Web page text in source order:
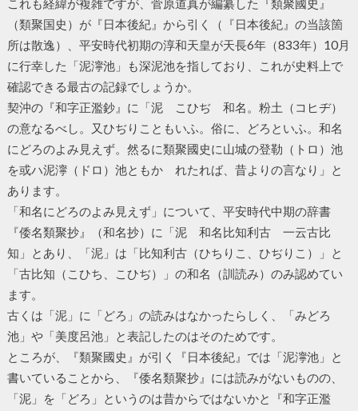
これも経緯が複雑ですが、菅原道真が編纂した『類聚國史』
（類聚国史）が『日本後紀』から引く（『日本後紀』の当該箇
所は散逸）、平安時代初期の淳和天皇が天長6年（833年）10月
に行幸した「泥濘池」も深泥池を指しており、これが史料上で
確認できる最古の記録でしょうか。
契沖の『和字正濫鈔』に「泥 こひぢ 和名。粉土（コヒヂ）
の意なるべし。又ひぢりこともいふ。俗に、どろといふ。和名
にどろのよみ見えず。然るに類聚國史に山城の登勒（トロ）池
を或ハ泥濘（ドロ）池ともかゝれたれば、昔よりの言なり」と
あります。
「和名にどろのよみ見えず」について、平安時代中期の辞書
『倭名類聚抄』（和名抄）に「泥 和名比知利古 一云古比
知」とあり、「泥」は「比知利古（ひちりこ、ひぢりこ）」と
「古比知（こひち、こひぢ）」の和名（訓読み）のみ認めてい
ます。
古くは「泥」に「どろ」の読みはなかったらしく、「みどろ
池」や「美度呂池」と表記したのはそのためです。
ところが、『類聚國史』が引く『日本後紀』では「泥濘池」と
書いていることから、『倭名類聚抄』には読みがないものの、
「泥」を「どろ」というのは昔からではないかと『和字正濫